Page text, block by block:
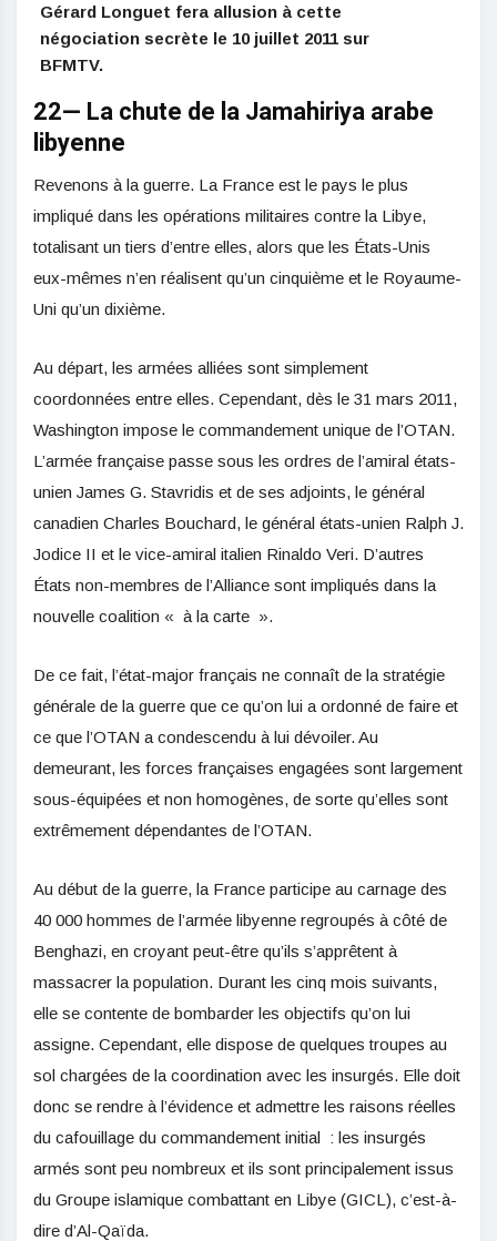
Gérard Longuet fera allusion à cette
négociation secrète le 10 juillet 2011 sur
BFMTV.
22— La chute de la Jamahiriya arabe
libyenne
Revenons à la guerre. La France est le pays le plus
impliqué dans les opérations militaires contre la Libye,
totalisant un tiers d’entre elles, alors que les États-Unis
eux-mêmes n’en réalisent qu’un cinquième et le Royaume-
Uni qu’un dixième.
Au départ, les armées alliées sont simplement
coordonnées entre elles. Cependant, dès le 31 mars 2011,
Washington impose le commandement unique de l’OTAN.
L’armée française passe sous les ordres de l’amiral états-
unien James G. Stavridis et de ses adjoints, le général
canadien Charles Bouchard, le général états-unien Ralph J.
Jodice II et le vice-amiral italien Rinaldo Veri. D’autres
États non-membres de l’Alliance sont impliqués dans la
nouvelle coalition « à la carte ».
De ce fait, l’état-major français ne connaît de la stratégie
générale de la guerre que ce qu’on lui a ordonné de faire et
ce que l’OTAN a condescendu à lui dévoiler. Au
demeurant, les forces françaises engagées sont largement
sous-équipées et non homogènes, de sorte qu’elles sont
extrêmement dépendantes de l’OTAN.
Au début de la guerre, la France participe au carnage des
40 000 hommes de l’armée libyenne regroupés à côté de
Benghazi, en croyant peut-être qu’ils s’apprêtent à
massacrer la population. Durant les cinq mois suivants,
elle se contente de bombarder les objectifs qu’on lui
assigne. Cependant, elle dispose de quelques troupes au
sol chargées de la coordination avec les insurgés. Elle doit
donc se rendre à l’évidence et admettre les raisons réelles
du cafouillage du commandement initial : les insurgés
armés sont peu nombreux et ils sont principalement issus
du Groupe islamique combattant en Libye (GICL), c’est-à-
dire d’Al-Qaïda.